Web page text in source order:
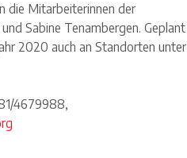
die Mitarbeiterinnen der
Sabine Tenambergen. Geplant
2020 auch an Standorten unter
4679988,